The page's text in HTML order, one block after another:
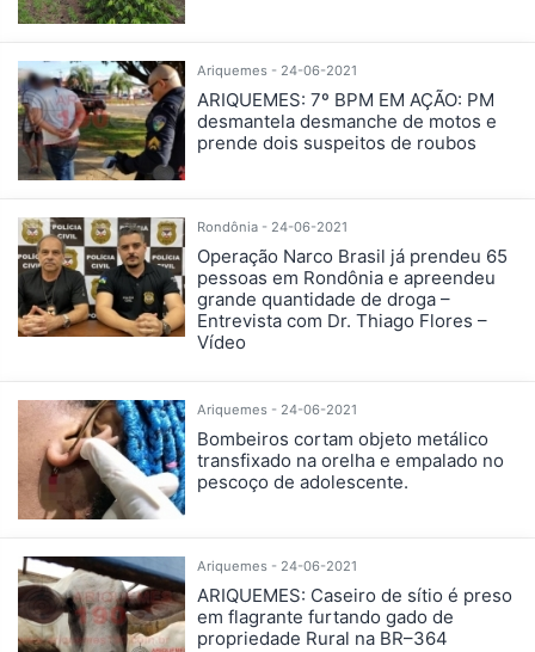
Ariquemes - 24-06-2021
ARIQUEMES: 7º BPM EM AÇÃO: PM
desmantela desmanche de motos e
prende dois suspeitos de roubos
Rondônia - 24-06-2021
Operação Narco Brasil já prendeu 65
pessoas em Rondônia e apreendeu
grande quantidade de droga –
Entrevista com Dr. Thiago Flores –
Vídeo
Ariquemes - 24-06-2021
Bombeiros cortam objeto metálico
transfixado na orelha e empalado no
pescoço de adolescente.
Ariquemes - 24-06-2021
ARIQUEMES: Caseiro de sítio é preso
em flagrante furtando gado de
propriedade Rural na BR–364